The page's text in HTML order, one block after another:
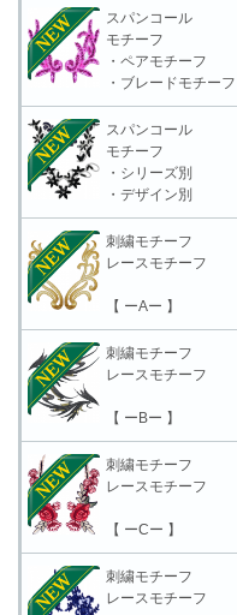
スパンコール
モチーフ
・ペアモチーフ
・ブレードモチーフ
スパンコール
モチーフ
・シリーズ別
・デザイン別
刺繍モチーフ
レースモチーフ
【 ーAー 】
刺繍モチーフ
レースモチーフ
【 ーBー 】
刺繍モチーフ
レースモチーフ
【 ーCー 】
刺繍モチーフ
レースモチーフ